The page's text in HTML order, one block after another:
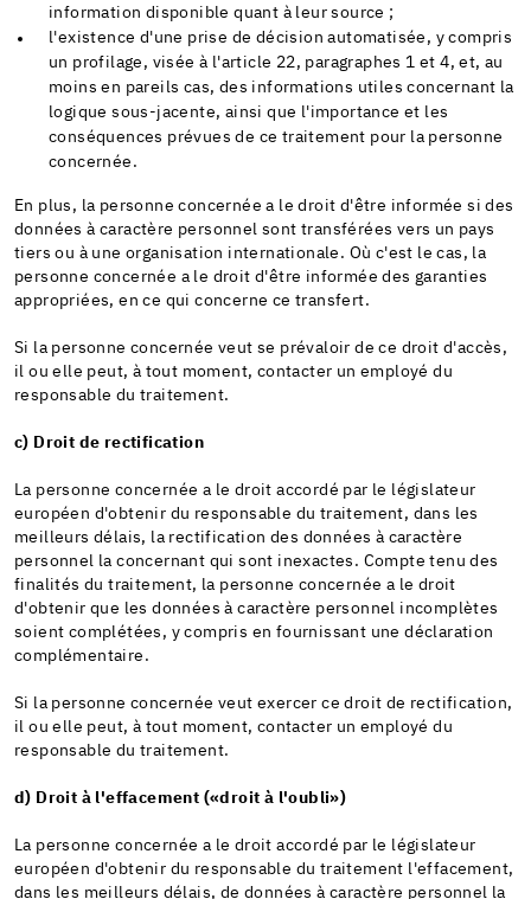
information disponible quant à leur source ;
l'existence d'une prise de décision automatisée, y compris
un profilage, visée à l'article 22, paragraphes 1 et 4, et, au
moins en pareils cas, des informations utiles concernant la
logique sous-jacente, ainsi que l'importance et les
conséquences prévues de ce traitement pour la personne
concernée.
En plus, la personne concernée a le droit d'être informée si des
données à caractère personnel sont transférées vers un pays
tiers ou à une organisation internationale. Où c'est le cas, la
personne concernée a le droit d'être informée des garanties
appropriées, en ce qui concerne ce transfert.
Si la personne concernée veut se prévaloir de ce droit d'accès,
il ou elle peut, à tout moment, contacter un employé du
responsable du traitement.
c) Droit de rectification
La personne concernée a le droit accordé par le législateur
européen d'obtenir du responsable du traitement, dans les
meilleurs délais, la rectification des données à caractère
personnel la concernant qui sont inexactes. Compte tenu des
finalités du traitement, la personne concernée a le droit
d'obtenir que les données à caractère personnel incomplètes
soient complétées, y compris en fournissant une déclaration
complémentaire.
Si la personne concernée veut exercer ce droit de rectification,
il ou elle peut, à tout moment, contacter un employé du
responsable du traitement.
d) Droit à l'effacement («droit à l'oubli»)
La personne concernée a le droit accordé par le législateur
européen d'obtenir du responsable du traitement l'effacement,
dans les meilleurs délais, de données à caractère personnel la